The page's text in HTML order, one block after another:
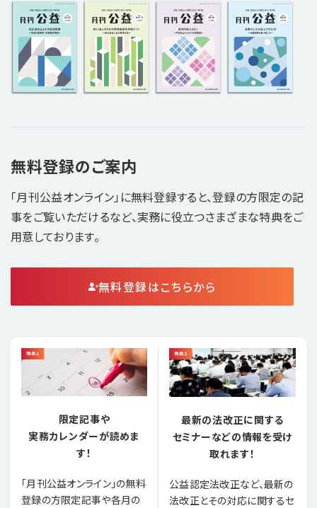
無料登録のご案内
「月刊公益オンライン」に無料登録すると、登録の方限定の記
事をご覧いただけるなど、実務に役立つさまざまな特典をご
用意しております。
無料登録はこちらから
限定記事や
実務カレンダーが読めま
す！
「月刊公益オンライン」の無料
登録の方限定記事や各月の
最新の法改正に関する
セミナーなどの情報を受け
取れます！
公益認定法改正など、最新の
法改正とその対応に関するセ